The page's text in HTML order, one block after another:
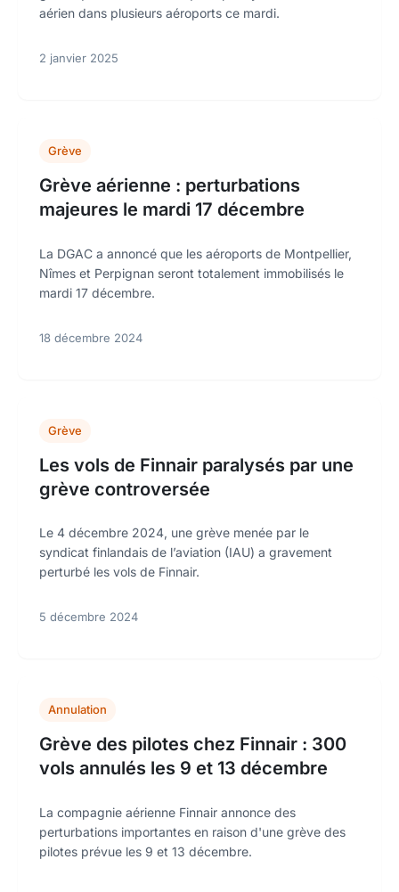
aérien dans plusieurs aéroports ce mardi.
2 janvier 2025
Grève
Grève aérienne : perturbations
majeures le mardi 17 décembre
La DGAC a annoncé que les aéroports de Montpellier,
Nîmes et Perpignan seront totalement immobilisés le
mardi 17 décembre.
18 décembre 2024
Grève
Les vols de Finnair paralysés par une
grève controversée
Le 4 décembre 2024, une grève menée par le
syndicat finlandais de l’aviation (IAU) a gravement
perturbé les vols de Finnair.
5 décembre 2024
Annulation
Grève des pilotes chez Finnair : 300
vols annulés les 9 et 13 décembre
La compagnie aérienne Finnair annonce des
perturbations importantes en raison d'une grève des
pilotes prévue les 9 et 13 décembre.